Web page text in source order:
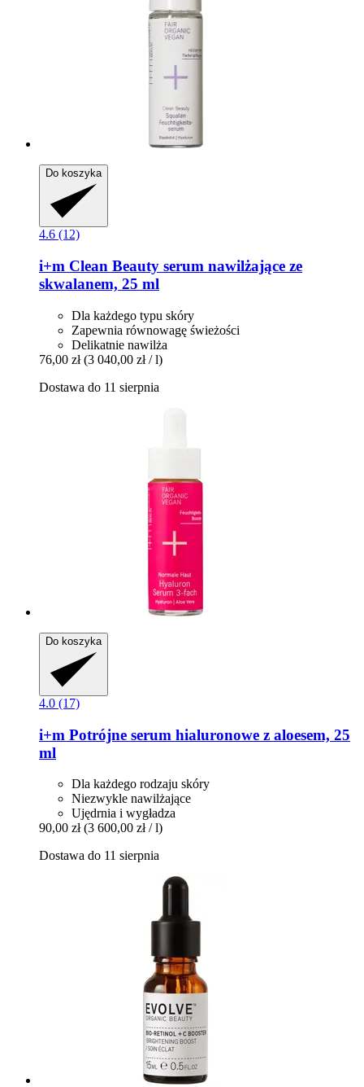
Do koszyka
4.6 (12)
i+m Clean Beauty serum nawilżające ze
skwalanem, 25 ml
Dla każdego typu skóry
Zapewnia równowagę świeżości
Delikatnie nawilża
76,00 zł (3 040,00 zł / l)
Dostawa do 11 sierpnia
Do koszyka
4.0 (17)
i+m Potrójne serum hialuronowe z aloesem, 25
ml
Dla każdego rodzaju skóry
Niezwykle nawilżające
Ujędrnia i wygładza
90,00 zł (3 600,00 zł / l)
Dostawa do 11 sierpnia